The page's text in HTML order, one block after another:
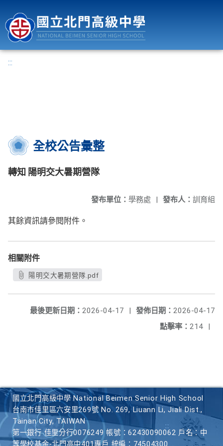
:::
全校公告彙整
轉知 陽明交大暑期營隊
發布人： 訓育組
發布單位： 學務處 |
其餘資訊請參閱附件。
相關附件
陽明交大暑期營隊.pdf
發佈日期： 2026-04-17
最後更新日期： 2026-04-17
|
點擊率： 214 |
國立北門高級中學 National Beimen Senior High School
台南市佳里區六安里269號 No. 269, Liuann Li, Jiali Dist.,
Tainan City, TAIWAN
第一銀行 佳里分行0076249 帳號：62430090062 戶名：中
等學校基金-北門高中401專戶 統編：74504300